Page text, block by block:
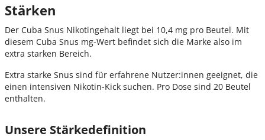
Stärken
Der Cuba Snus Nikotingehalt liegt bei 10,4 mg pro Beutel. Mit
diesem Cuba Snus mg-Wert befindet sich die Marke also im
extra starken Bereich.
Extra starke Snus sind für erfahrene Nutzer:innen geeignet, die
einen intensiven Nikotin-Kick suchen. Pro Dose sind 20 Beutel
enthalten.
Unsere Stärkedefinition